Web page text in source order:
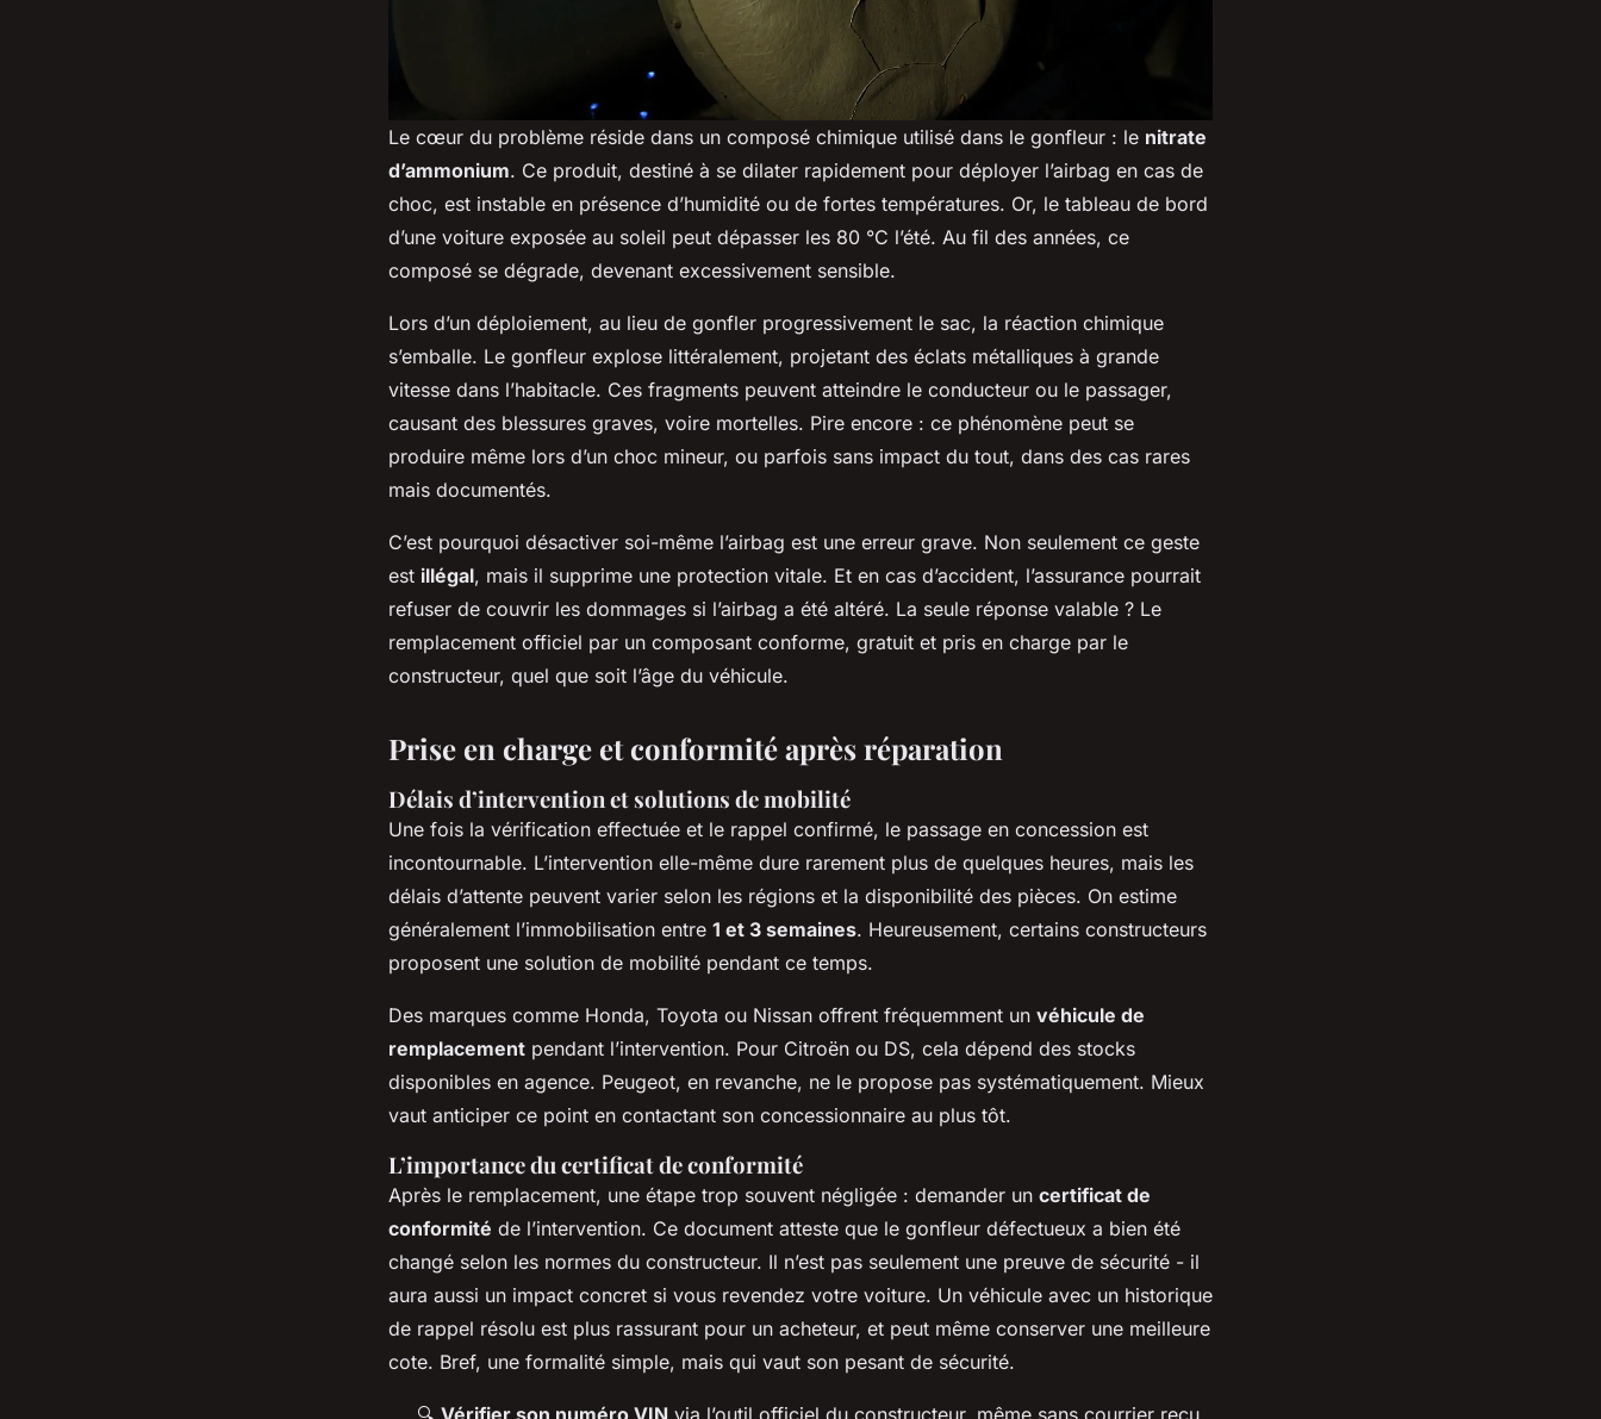
Le cœur du problème réside dans un composé chimique utilisé dans le gonfleur : le nitrate
d’ammonium. Ce produit, destiné à se dilater rapidement pour déployer l’airbag en cas de
choc, est instable en présence d’humidité ou de fortes températures. Or, le tableau de bord
d’une voiture exposée au soleil peut dépasser les 80 °C l’été. Au fil des années, ce
composé se dégrade, devenant excessivement sensible.
Lors d’un déploiement, au lieu de gonfler progressivement le sac, la réaction chimique
s’emballe. Le gonfleur explose littéralement, projetant des éclats métalliques à grande
vitesse dans l’habitacle. Ces fragments peuvent atteindre le conducteur ou le passager,
causant des blessures graves, voire mortelles. Pire encore : ce phénomène peut se
produire même lors d’un choc mineur, ou parfois sans impact du tout, dans des cas rares
mais documentés.
C’est pourquoi désactiver soi-même l’airbag est une erreur grave. Non seulement ce geste
est illégal, mais il supprime une protection vitale. Et en cas d’accident, l’assurance pourrait
refuser de couvrir les dommages si l’airbag a été altéré. La seule réponse valable ? Le
remplacement officiel par un composant conforme, gratuit et pris en charge par le
constructeur, quel que soit l’âge du véhicule.
Prise en charge et conformité après réparation
Délais d’intervention et solutions de mobilité
Une fois la vérification effectuée et le rappel confirmé, le passage en concession est
incontournable. L’intervention elle-même dure rarement plus de quelques heures, mais les
délais d’attente peuvent varier selon les régions et la disponibilité des pièces. On estime
généralement l’immobilisation entre 1 et 3 semaines. Heureusement, certains constructeurs
proposent une solution de mobilité pendant ce temps.
Des marques comme Honda, Toyota ou Nissan offrent fréquemment un véhicule de
remplacement pendant l’intervention. Pour Citroën ou DS, cela dépend des stocks
disponibles en agence. Peugeot, en revanche, ne le propose pas systématiquement. Mieux
vaut anticiper ce point en contactant son concessionnaire au plus tôt.
L’importance du certificat de conformité
Après le remplacement, une étape trop souvent négligée : demander un certificat de
conformité de l’intervention. Ce document atteste que le gonfleur défectueux a bien été
changé selon les normes du constructeur. Il n’est pas seulement une preuve de sécurité - il
aura aussi un impact concret si vous revendez votre voiture. Un véhicule avec un historique
de rappel résolu est plus rassurant pour un acheteur, et peut même conserver une meilleure
cote. Bref, une formalité simple, mais qui vaut son pesant de sécurité.